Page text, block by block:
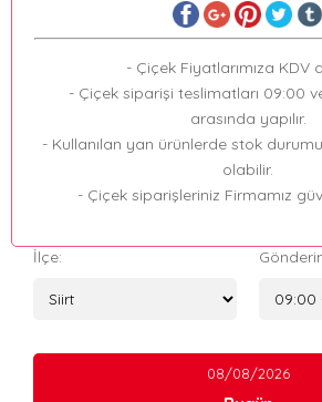
- Çiçek Fiyatlarımıza KDV
- Çiçek siparişi teslimatları 09:00
arasında yapılır.
- Kullanılan yan ürünlerde stok
olabilir.
- Çiçek siparişleriniz Firmamız
İlçe:
08/08/2026